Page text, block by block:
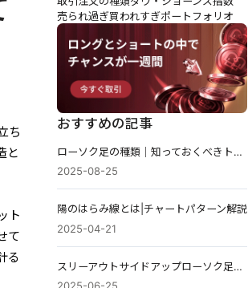
ち
と
ト
て
る
売られ過ぎ買われすぎポートフォリオ
おすすめの記事
ローソク足の種類｜知っておくべきトップ20のパターン
2025-08-25
陽のはらみ線とは|チャートパターン解説
2025-04-21
スリーアウトサイドアップローソク足パターン：仕組みを解説